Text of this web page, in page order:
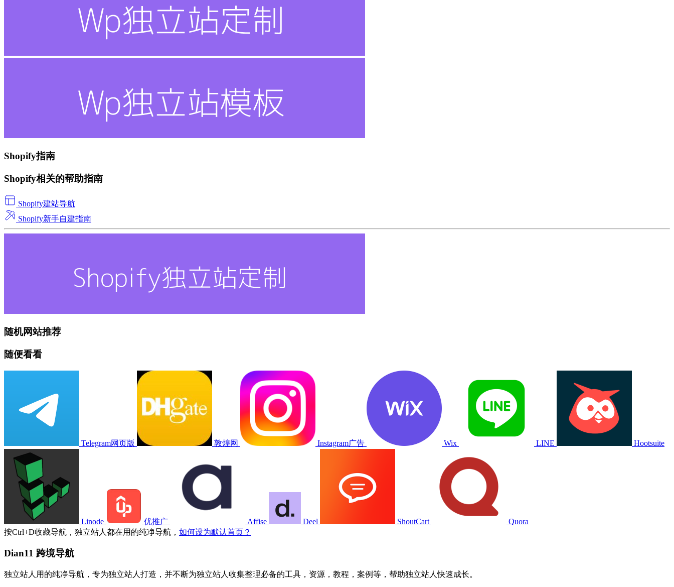
Shopify指南
Shopify相关的帮助指南
Shopify建站导航
Shopify新手自建指南
随机网站推荐
随便看看
Telegram网页版 敦煌网 Instagram广告 Wix LINE Hootsuite
Linode 优推广 Affise Deel ShoutCart
Quora
按Ctrl+D收藏导航，独立站人都在用的纯净导航， 如何设为默认首页？
Dian11 跨境导航
独立站人用的纯净导航，专为独立站人打造，并不断为独立站人收集整理必备的工具，资源，教程，案例等，帮助独立站人快速成长。